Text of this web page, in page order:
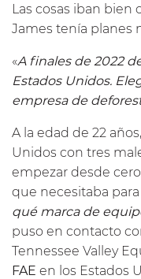
Las cosas iban bien
James tenía planes
«A finales de 2022
Estados Unidos.
empresa de
A la edad de 22
Unidos con tres
empezar desde
que necesitaba para
qué marca de
puso en contacto
Tennessee Valley
FAE en los Estados